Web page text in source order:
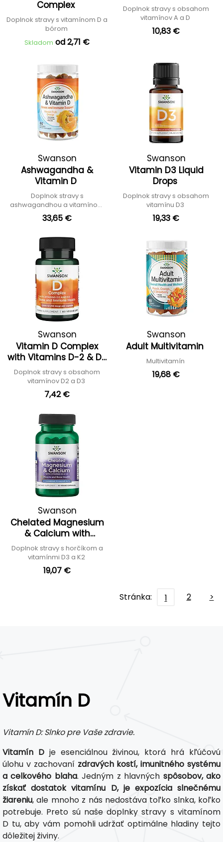
Complex
Doplnok stravy s vitamínom D a
bórom
Skladom od 2,71 €
Doplnok stravy s obsahom
vitamínov A a D
10,83 €
Swanson
Ashwagandha &
Vitamin D
Doplnok stravy s
ashwagandhou a vitamínom
D3
33,65 €
Swanson
Vitamin D3 Liquid
Drops
Doplnok stravy s obsahom
vitamínu D3
19,33 €
Swanson
Vitamin D Complex
with Vitamins D-2 & D-
3
Doplnok stravy s obsahom
vitamínov D2 a D3
7,42 €
Swanson
Adult Multivitamin
Multivitamín
19,68 €
Swanson
Chelated Magnesium
& Calcium with
Vitamins D3 & K2
Doplnok stravy s horčíkom a
vitamínmi D3 a K2
19,07 €
Stránka: 1 2 >
Vitamín D
Vitamín D: Slnko pre Vaše zdravie.
Vitamín Dje esenciálnou živinou, ktorá hrá kľúčovú
úlohu v zachovaní zdravých kostí, imunitného systému
a celkového blaha. Jedným z hlavných spôsobov, ako
získať dostatok vitamínu D, je expozícia slnečnému
žiareniu, ale mnoho z nás nedostáva toľko slnka, koľko
potrebuje. Preto sú naše doplnky stravy s vitamínom
D tu, aby vám pomohli udržať optimálne hladiny tejto
dôležitej živiny.